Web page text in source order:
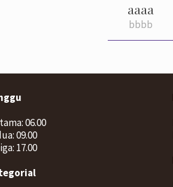
aaaa
bbbb
06.00
09.00
17.00